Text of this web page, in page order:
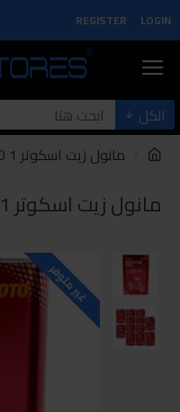
LOGIN
REGISTER
الكل
مانول زيت اسكوتر 10w-40 1لتر
مانول زيت اسكوتر 10W-40 1لتر
غير متوفر